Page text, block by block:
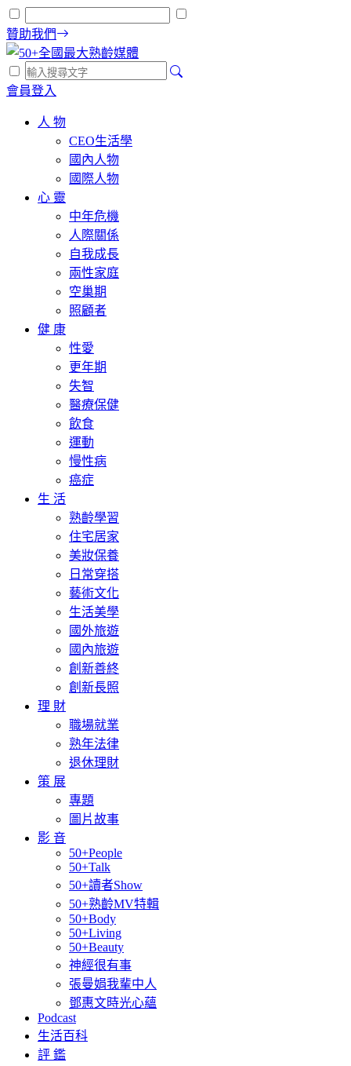
贊助我們
會員登入
人 物
CEO生活學
國內人物
國際人物
心 靈
中年危機
人際關係
自我成長
兩性家庭
空巢期
照顧者
健 康
性愛
更年期
失智
醫療保健
飲食
運動
慢性病
癌症
生 活
熟齡學習
住宅居家
美妝保養
日常穿搭
藝術文化
生活美學
國外旅遊
國內旅遊
創新善終
創新長照
理 財
職場就業
熟年法律
退休理財
策 展
專題
圖片故事
影 音
50+People
50+Talk
50+讀者Show
50+熟齡MV特輯
50+Body
50+Living
50+Beauty
神經很有事
張曼娟我輩中人
鄧惠文時光心蘊
Podcast
生活百科
評 鑑